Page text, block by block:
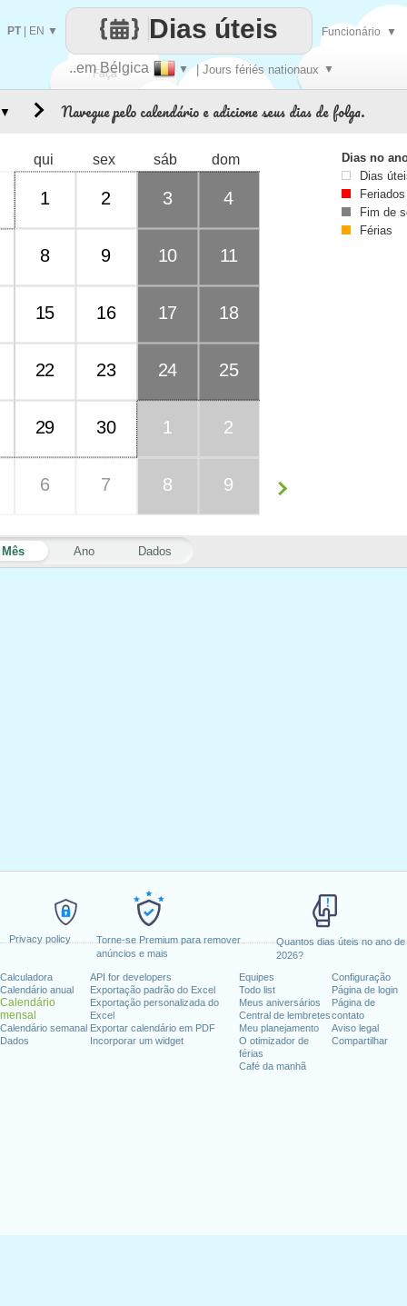
Privacy policy
Torne-se Premium para remover
anúncios e mais
Quantos dias úteis no ano de
2026?
Calculadora
Calendário anual
Calendário
mensal
Calendário semanal
Dados
API for developers
Exportação padrão do Excel
Exportação personalizada do
Excel
Exportar calendário em PDF
Incorporar um widget
Equipes
Todo list
Meus aniversários
Central de lembretes
Meu planejamento
O otimizador de
férias
Café da manhã
Configuração
Página de login
Página de
contato
Aviso legal
Compartilhar
Faça
..em Bélgica ▼ | Jours fériés nationaux ▼
Dias úteis
PT| EN ▼ Funcionário ▼
Navegue pelo calendário e adicione seus dias de folga.
Mês Ano Dados
qui sex sáb dom
1 2 3 4
8 9 10 11
15 16 17 18
22 23 24 25
29 30 1 2
6 7 8 9
▼
Dias no
Dias
Feriados
Fim de
Férias